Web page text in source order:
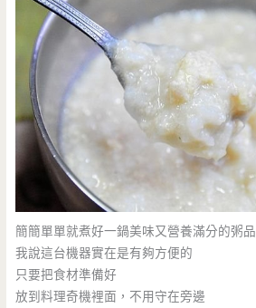
簡簡單單就煮好一鍋美味又營養滿分的粥品
我說這台機器實在是有夠方便的
只要把食材準備好
放到料理奇機裡面，不用守在旁邊